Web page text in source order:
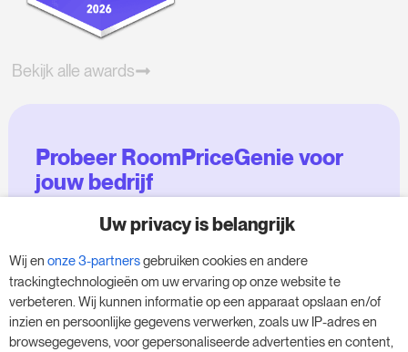
Bekijk alle awards
Probeer RoomPriceGenie voor
jouw bedrijf
Maak gebruik van onze 14-daagse proefversie
en geef je bedrijf een boost - zonder
verplichtingen.
Boek een afspraak om je gratis proefperiode
van 14 dagen te starten.
Uw privacy is belangrijk
Wij en onze 3-partnersgebruiken cookies en andere
trackingtechnologieën om uw ervaring op onze website te
verbeteren. Wij kunnen informatie op een apparaat opslaan en/of
inzien en persoonlijke gegevens verwerken, zoals uw IP-adres en
browsegegevens, voor gepersonaliseerde advertenties en content,